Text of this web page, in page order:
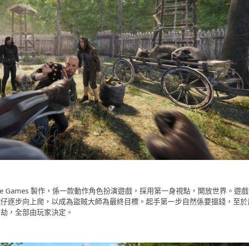
Games 製作，係一款動作角色扮演遊戲，採用第一身視點，開放世界。遊戲
逐步向上爬，以成為盜賊大師為最終目標。起手第一步自然係要搵錢，至
，全部由玩家決定。